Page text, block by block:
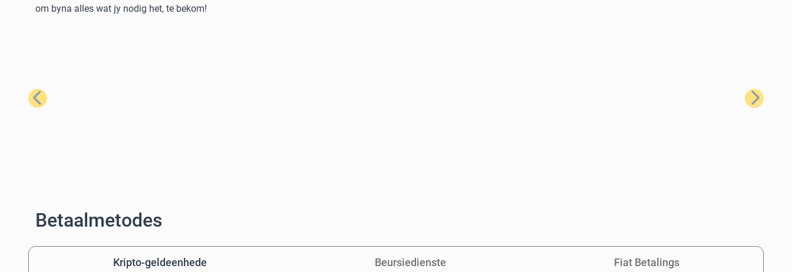
om byna alles wat jy nodig het, te bekom!
Vorige Volgende
Betaalmetodes
Kripto-geldeenhede Beursiedienste Fiat Betalings